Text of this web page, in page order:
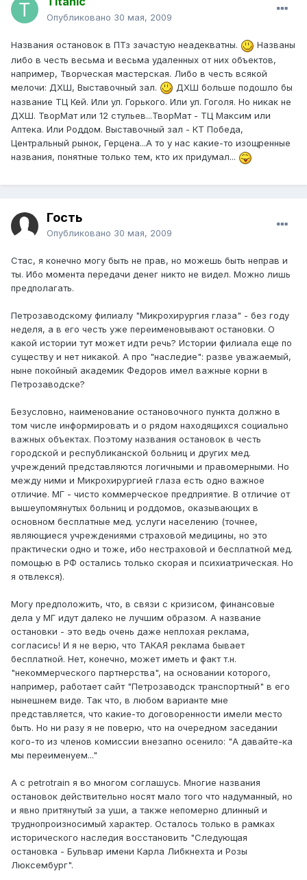
Опубликовано 30 мая, 2009
Названия остановок в ПТз зачастую неадекватны.
Названы
либо в честь весьма и весьма удаленных от них объектов,
например, Творческая мастерская. Либо в честь всякой
мелочи: ДХШ, Выставочный зал.
ДХШ больше подошло бы
название ТЦ Кей. Или ул. Горького. Или ул. Гоголя. Но никак не
ДХШ. ТворМат или 12 стульев...ТворМат - ТЦ Максим или
Аптека. Или Роддом. Выставочный зал - КТ Победа,
Центральный рынок, Герцена...А то у нас какие-то изощренные
названия, понятные только тем, кто их придумал...
Гость
Опубликовано 30 мая, 2009
Стас, я конечно могу быть не прав, но можешь быть неправ и
ты. Ибо момента передачи денег никто не видел. Можно лишь
предполагать.
Петрозаводскому филиалу "Микрохирургия глаза" - без году
неделя, а в его честь уже переименовывают остановки. О
какой истории тут может идти речь? Истории филиала еще по
существу и нет никакой. А про "наследие": разве уважаемый,
ныне покойный академик Федоров имел важные корни в
Петрозаводске?
Безусловно, наименование остановочного пункта должно в
том числе информировать и о рядом находящихся социально
важных объектах. Поэтому названия остановок в честь
городской и республиканской больниц и других мед.
учреждений представляются логичными и правомерными. Но
между ними и Микрохирургией глаза есть одно важное
отличие. МГ - чисто коммерческое предприятие. В отличие от
вышеупомянутых больниц и роддомов, оказывающих в
основном бесплатные мед. услуги населению (точнее,
являющиеся учреждениями страховой медицины, но это
практически одно и тоже, ибо нестраховой и бесплатной мед.
помощью в РФ остались только скорая и психиатрическая. Но
я отвлекся).
Могу предположить, что, в связи с кризисом, финансовые
дела у МГ идут далеко не лучшим образом. А название
остановки - это ведь очень даже неплохая реклама,
согласись! И я не верю, что ТАКАЯ реклама бывает
бесплатной. Нет, конечно, может иметь и факт т.н.
"некоммерческого партнерства", на основании которого,
например, работает сайт "Петрозаводск транспортный" в его
нынешнем виде. Так что, в любом варианте мне
представляется, что какие-то договоренности имели место
быть. Но ни разу я не поверю, что на очередном заседании
кого-то из членов комиссии внезапно осенило: "А давайте-ка
мы переименуем..."
А с petrotrain я во многом соглашусь. Многие названия
остановок действительно носят мало того что надуманный, но
и явно притянутый за уши, а также непомерно длинный и
труднопроизносимый характер. Осталось только в рамках
исторического наследия восстановить "Следующая
остановка - Бульвар имени Карла Либкнехта и Розы
Люксембург".